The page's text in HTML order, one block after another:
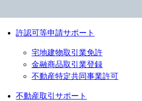
許認可等申請サポート
宅地建物取引業免許
金融商品取引業登録
不動産特定共同事業許可
不動産取引サポート